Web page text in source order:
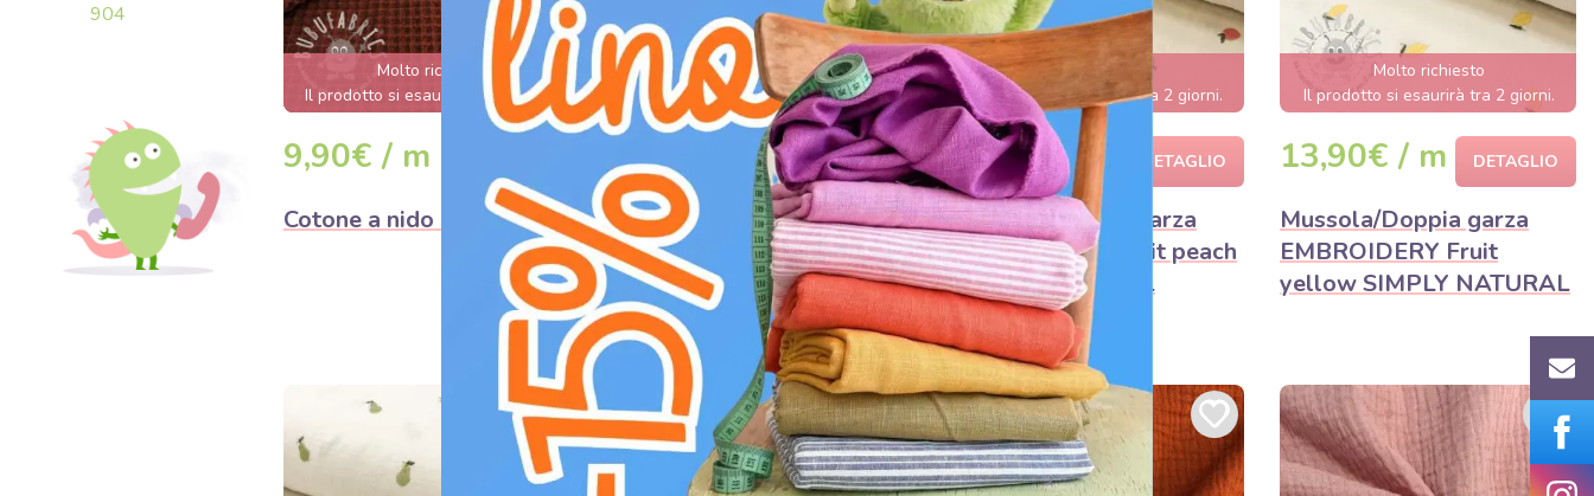
904
Molto richiesto
Il prodotto si esaurirà entro poche
ore.
9,90€ / m
Cotone a nido d'ape brique
Molto richiesto
Il prodotto si esaurirà tra 2 giorni.
9,90€ / m DETAGLIO
Cotone a nido d'ape black
Molto richiesto
Il prodotto si esaurirà tra 2 giorni.
13,90€ / m DETAGLIO
Mussola/Doppia garza
EMBROIDERY Fruit peach
SIMPLY NATURAL
Molto richiesto
Il prodotto si esaurirà tra 2 giorni.
13,90€ / m DETAGLIO
Mussola/Doppia garza
EMBROIDERY Fruit
yellow SIMPLY NATURAL